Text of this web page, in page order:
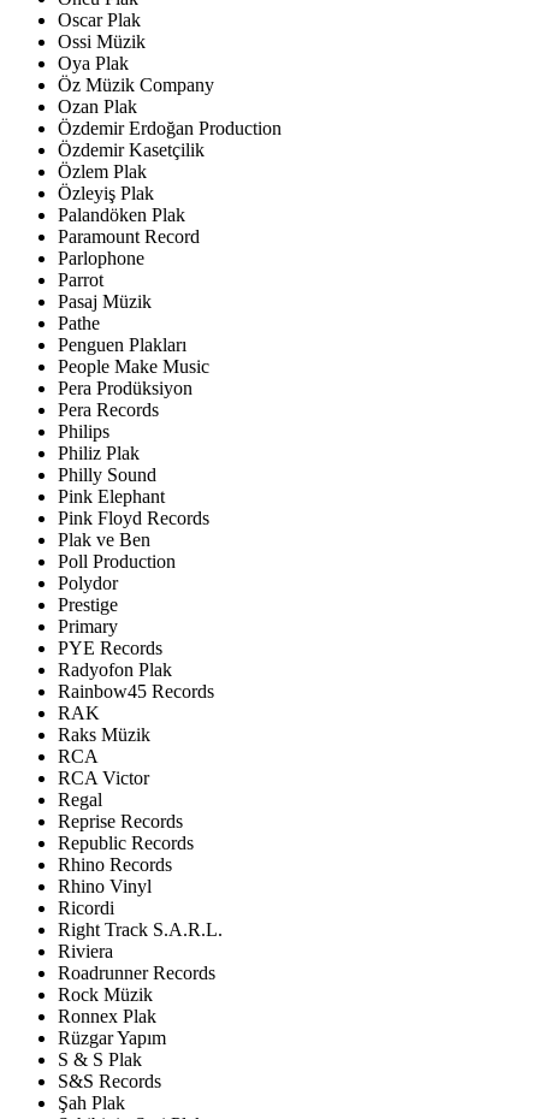
Oscar Plak
Ossi Müzik
Oya Plak
Öz Müzik Company
Ozan Plak
Özdemir Erdoğan Production
Özdemir Kasetçilik
Özlem Plak
Özleyiş Plak
Palandöken Plak
Paramount Record
Parlophone
Parrot
Pasaj Müzik
Pathe
Penguen Plakları
People Make Music
Pera Prodüksiyon
Pera Records
Philips
Philiz Plak
Philly Sound
Pink Elephant
Pink Floyd Records
Plak ve Ben
Poll Production
Polydor
Prestige
Primary
PYE Records
Radyofon Plak
Rainbow45 Records
RAK
Raks Müzik
RCA
RCA Victor
Regal
Reprise Records
Republic Records
Rhino Records
Rhino Vinyl
Ricordi
Right Track S.A.R.L.
Riviera
Roadrunner Records
Rock Müzik
Ronnex Plak
Rüzgar Yapım
S & S Plak
S&S Records
Şah Plak